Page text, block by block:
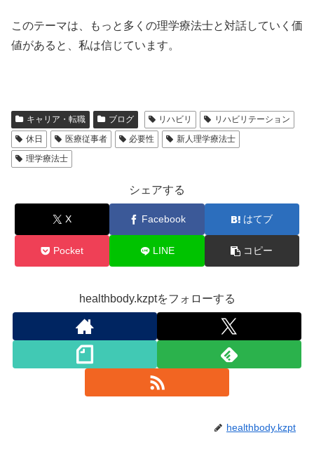
このテーマは、もっと多くの理学療法士と対話していく価
値があると、私は信じています。
キャリア・転職 ブログ リハビリ
リハビリテーション
休日
医療従事者 必要性
新人理学療法士
理学療法士
シェアする
X Facebook はてブ
Pocket LINE コピー
healthbody.kzptをフォローする
healthbody.kzpt